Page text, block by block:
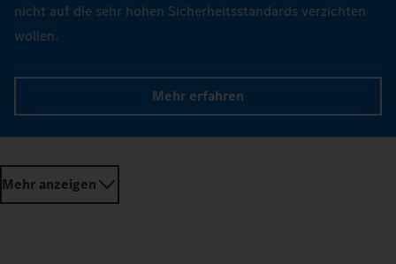
nicht auf die sehr hohen Sicherheitsstandards verzichten
wollen.
Mehr erfahren
Mehr anzeigen